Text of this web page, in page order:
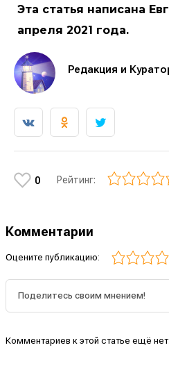
Эта статья написана
апреля 2021 года.
Редакция и
0 Рейтинг:
Комментарии
Оцените публикацию:
Комментариев к этой статье ещё нет.